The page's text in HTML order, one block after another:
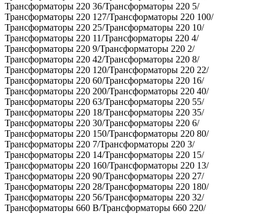
Трансформаторы 220 36/Трансформаторы 220 5/
Трансформаторы 220 127/Трансформаторы 220 100/
Трансформаторы 220 25/Трансформаторы 220 10/
Трансформаторы 220 11/Трансформаторы 220 4/
Трансформаторы 220 9/Трансформаторы 220 2/
Трансформаторы 220 42/Трансформаторы 220 8/
Трансформаторы 220 120/Трансформаторы 220 22/
Трансформаторы 220 60/Трансформаторы 220 16/
Трансформаторы 220 200/Трансформаторы 220 40/
Трансформаторы 220 63/Трансформаторы 220 55/
Трансформаторы 220 18/Трансформаторы 220 35/
Трансформаторы 220 30/Трансформаторы 220 6/
Трансформаторы 220 150/Трансформаторы 220 80/
Трансформаторы 220 7/Трансформаторы 220 3/
Трансформаторы 220 14/Трансформаторы 220 15/
Трансформаторы 220 160/Трансформаторы 220 13/
Трансформаторы 220 90/Трансформаторы 220 27/
Трансформаторы 220 28/Трансформаторы 220 180/
Трансформаторы 220 56/Трансформаторы 220 32/
Трансформаторы 660 В/Трансформаторы 660 220/